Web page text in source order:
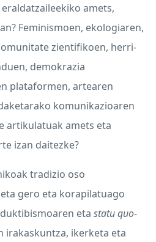
amets,
Feminismoen, ekologiaren,
zientifikoen, herri-
demokrazia
plataformen, artearen
komunikazioaren
artikulatuak amets eta
izan daitezke?
tradizio oso
gero eta korapilatuago
eta statu quo-
irakaskuntza, ikerketa eta